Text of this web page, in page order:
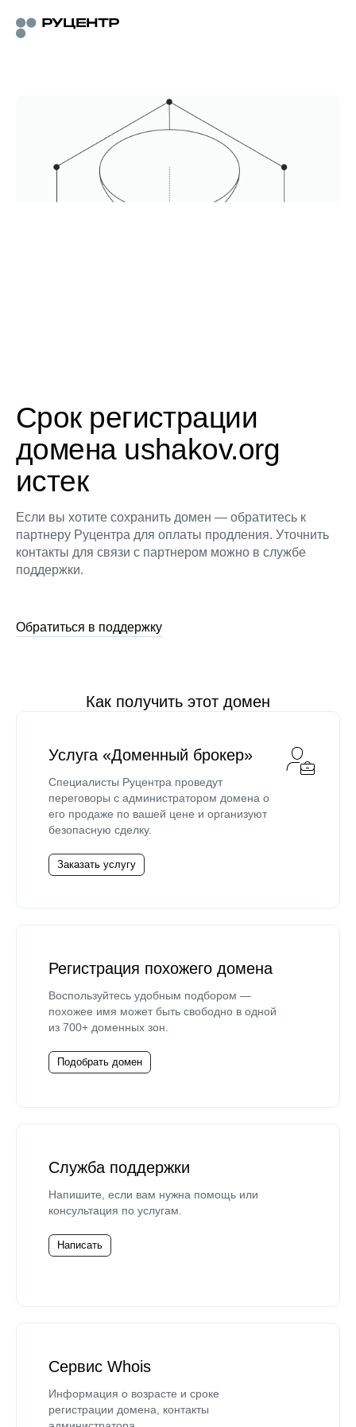
Срок регистрации
домена ushakov.org
истек
Если вы хотите сохранить домен — обратитесь к
партнеру Руцентра для оплаты продления. Уточнить
контакты для связи с партнером можно в службе
поддержки.
Обратиться в поддержку
Как получить этот домен
Услуга «Доменный брокер»
Специалисты Руцентра проведут
переговоры с администратором домена о
его продаже по вашей цене и организуют
безопасную сделку.
Заказать услугу
Регистрация похожего домена
Воспользуйтесь удобным подбором —
похожее имя может быть свободно в одной
из 700+ доменных зон.
Подобрать домен
Служба поддержки
Напишите, если вам нужна помощь или
консультация по услугам.
Написать
Сервис Whois
Информация о возрасте и сроке
регистрации домена, контакты